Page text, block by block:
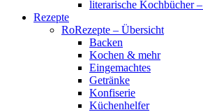
literarische Kochbücher
Rezepte
RoRezepte – Übersicht
Backen
Kochen & mehr
Eingemachtes
Getränke
Konfiserie
Küchenhelfer